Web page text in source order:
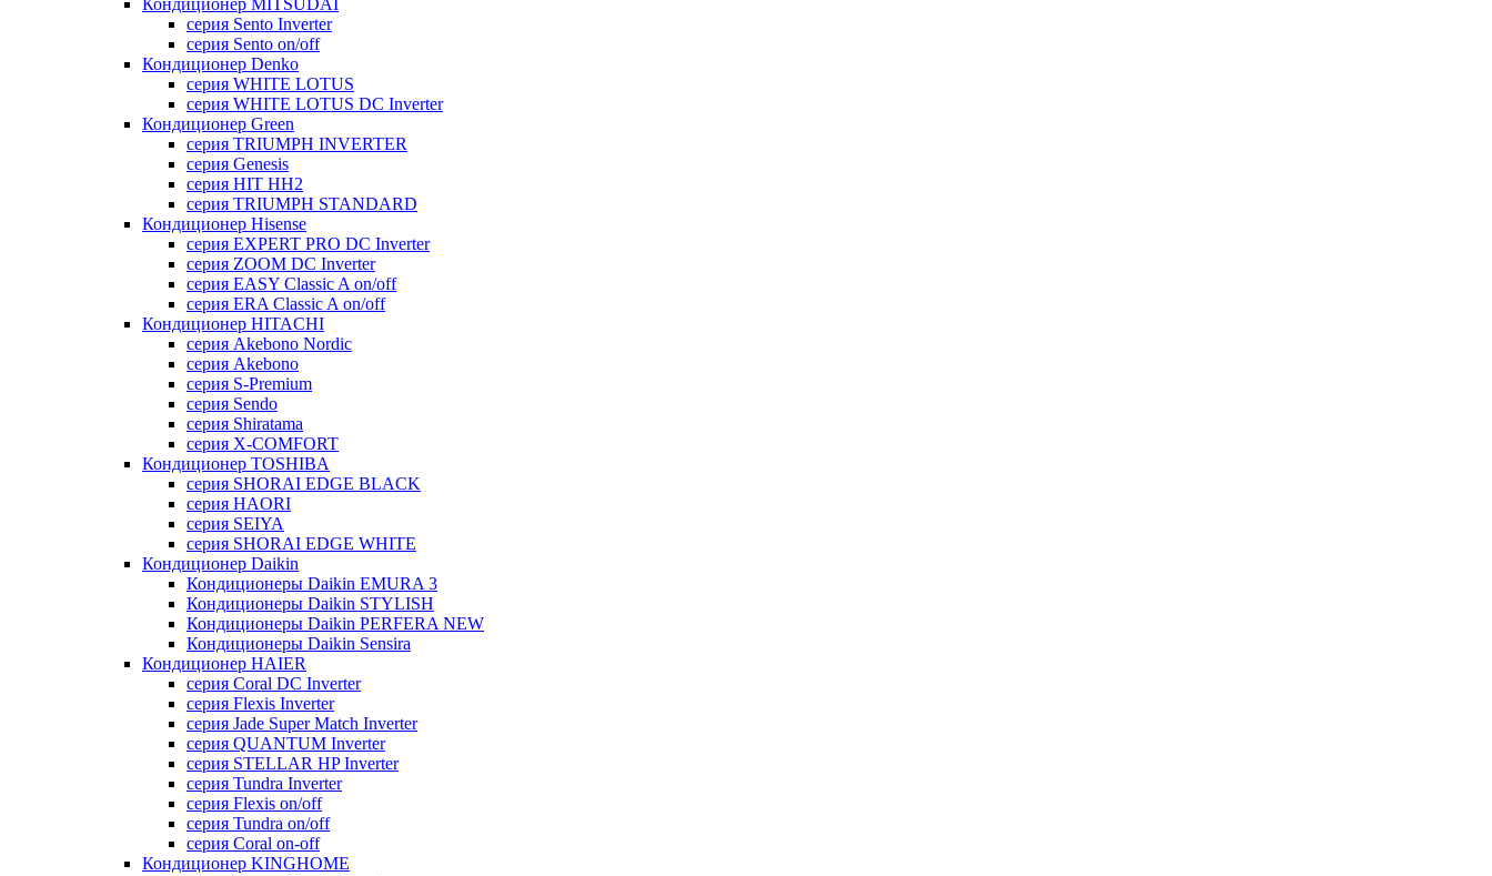
Кондиционер MITSUDAI
серия Sento Inverter
серия Sento on/off
Кондиционер Denko
серия WHITE LOTUS
серия WHITE LOTUS DC Inverter
Кондиционер Green
серия TRIUMPH INVERTER
серия Genesis
серия HIT HH2
серия TRIUMPH STANDARD
Кондиционер Hisense
серия EXPERT PRO DC Inverter
серия ZOOM DC Inverter
серия EASY Classic A on/off
серия ERA Classic A on/off
Кондиционер HITACHI
cерия Akebono Nordic
серия Akebono
серия S-Premium
серия Sendo
серия Shiratama
серия X-COMFORT
Кондиционер TOSHIBA
серия SHORAI EDGE BLACK
серия HAORI
серия SEIYA
серия SHORAI EDGE WHITE
Кондиционер Daikin
Кондиционеры Daikin EMURA 3
Кондиционеры Daikin STYLISH
Кондиционеры Daikin PERFERA NEW
Кондиционеры Daikin Sensira
Кондиционер HAIER
серия Coral DC Inverter
серия Flexis Inverter
серия Jade Super Match Inverter
серия QUANTUM Inverter
серия STELLAR HP Inverter
серия Tundra Inverter
серия Flexis on/off
серия Tundra on/off
серия Coral on-off
Кондиционер KINGHOME